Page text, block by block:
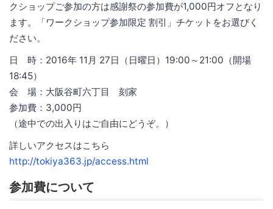
クショップご参加の方は感謝祭の参加費が1,000円オフとなり
ます。「ワークショップ参加限定 割引」チケットをお選びく
ださい。
日 時：2016年 11月 27日（日曜日）19:00～21:00（開場
18:45）
会 場：大阪谷町六丁目 刻家
参加費：3,000円
（途中での出入りはご自由にどうぞ。）
詳しいアクセスはこちら
http://tokiya363.jp/access.html
参加費について